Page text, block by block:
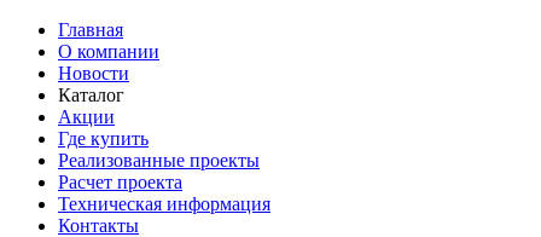
Главная
О компании
Новости
Каталог
Акции
Где купить
Реализованные проекты
Расчет проекта
Техническая информация
Контакты